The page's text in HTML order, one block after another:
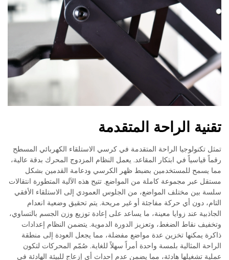
تقنية الراحة المتقدمة
تمثل تكنولوجيا الراحة المتقدمة في كرسي الاستلقاء الكهربائي المسطح
رقماً قياسياً في ابتكار المقاعد. يعمل النظام المزدوج المحرك بدقة عالية،
مما يسمح للمستخدمين بضبط ظهر الكرسي ودعامة القدمين بشكل
مستقل عبر مجموعة كاملة من المواضع. تتيح هذه الآلية المتطورة انتقالات
سلسة بين مختلف المواضع، من الجلوس العمودي إلى الاستلقاء الأفقي
التام، دون أي حركة مفاجئة أو غير مريحة. يتم تحقيق وضعية انعدام
الجاذبية عند زوايا معينة، ما يساعد على إعادة توزيع وزن الجسم بالتساوي،
وتخفيف نقاط الضغط، وتعزيز الدورة الدموية. يتضمن النظام إعدادات
ذاكرة يمكنها تخزين عدة مواضع مفضلة، مما يجعل العودة إلى منطقة
الراحة المثالية بلمسة واحدة أمراً سهلاً للغاية. صُمّم المحركات لتكون
عملية تشغيلها هادئة، مما يضمن عدم إحداث أي إزعاج للبيئة الهادئة في